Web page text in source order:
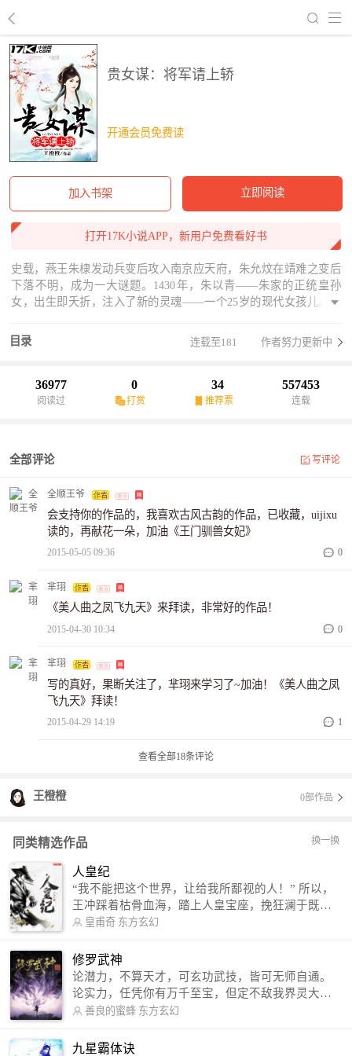
贵女谋：将军请上轿
开通会员免费读
加入书架 立即阅读
打开17K小说APP，新用户免费看好书
史载，燕王朱棣发动兵变后攻入南京应天府，朱允炆在靖难之变后
下落不明，成为一大谜题。1430年，朱以青——朱家的正统皇孙
女，出生即夭折，注入了新的灵魂——一个25岁的现代女孩儿。随
露出冰山一角，而两个特别的男人也出现在她的生命中，一个，为
她从保家救国的英雄变成世人口中的佞臣；一个，为她舍弃万贯家
明白了一个浅显易懂的道理：喜欢是喜欢，爱是爱，对的时候遇见
对的人才是比穿越重生更幸运的事儿。
目录 连载至181 作者努力更新中
36977
阅读过
0
打赏
34
推荐票
557453
连载
全部评论 写评论
全顺王爷
会支持你的作品的，我喜欢古风古韵的作品，已收藏，uijixu
读的，再献花一朵，加油《王门驯兽女妃》
2015-05-05 09:36 0
芈珝
《美人曲之凤飞九天》来拜读，非常好的作品！
2015-04-30 10:34 0
芈珝
写的真好，果断关注了，芈珝来学习了~加油！《美人曲之凤
飞九天》拜读！
2015-04-29 14:19 1
查看全部18条评论
王橙橙 0部作品
同类精选作品 换一换
人皇纪
“我不能把这个世界，让给我所鄙视的人！” 所以，
王冲踩着枯骨血海，踏上人皇宝座，挽狂澜于既
倒，扶大厦之将倾，成就了一段无上的传说！ 微信
微博：皇甫奇（地址：http://weibo.com/u/25284575
87） QQ交流群：320238210【普通群】 574501330
【VIP订阅群】 欢迎大家关注。
皇甫奇 东方玄幻
修罗武神
论潜力，不算天才，可玄功武技，皆可无师自通。
论实力，任凭你有万千至宝，但定不敌我界灵大
军。 我是谁？天下众生视我为修罗，却不知，我以
信公众号：善良的蜜蜂后援会）
善良的蜜蜂 东方玄幻
九星霸体诀